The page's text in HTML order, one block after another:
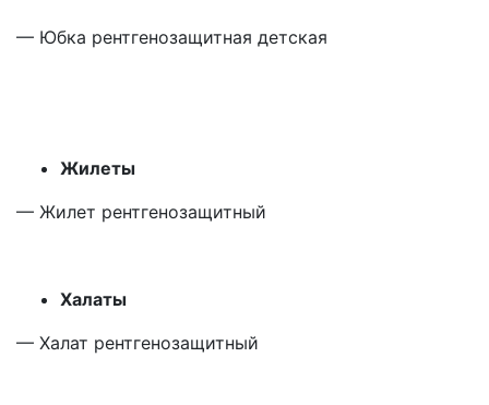
— Юбка рентгенозащитная детская
Жилеты
— Жилет рентгенозащитный
Халаты
— Халат рентгенозащитный